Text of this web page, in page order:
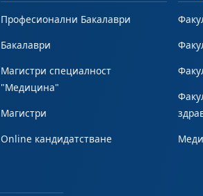
Професионални Бакалаври
Бакалаври
Магистри специалност
"Медицина"
Магистри
Online кандидатстване